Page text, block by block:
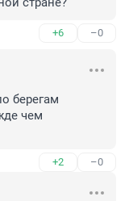
+6 –0
берегам
чем
+2 –0